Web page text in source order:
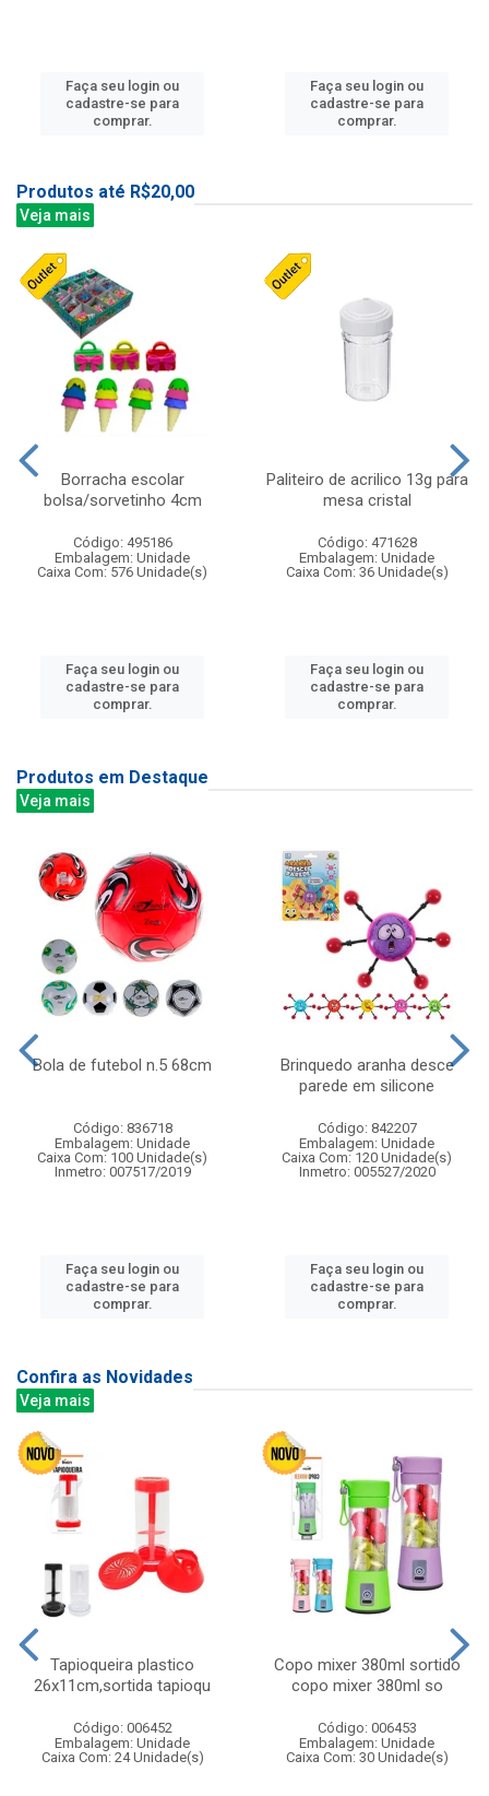
Faça seu login ou
cadastre-se para
comprar.
Faça seu login ou
cadastre-se para
comprar.
Produtos até R$20,00
Veja mais
Borracha escolar
bolsa/sorvetinho 4cm
Código: 495186
Embalagem: Unidade
Caixa Com: 576 Unidade(s)
Faça seu login ou
cadastre-se para
comprar.
Paliteiro de acrilico 13g para
mesa cristal
Código: 471628
Embalagem: Unidade
Caixa Com: 36 Unidade(s)
Faça seu login ou
cadastre-se para
comprar.
Produtos em Destaque
Veja mais
Bola de futebol n.5 68cm
Código: 836718
Embalagem: Unidade
Caixa Com: 100 Unidade(s)
Inmetro: 007517/2019
Faça seu login ou
cadastre-se para
comprar.
Brinquedo aranha desce
parede em silicone
Código: 842207
Embalagem: Unidade
Caixa Com: 120 Unidade(s)
Inmetro: 005527/2020
Faça seu login ou
cadastre-se para
comprar.
Confira as Novidades
Veja mais
Tapioqueira plastico
26x11cm,sortida tapioqu
Código: 006452
Embalagem: Unidade
Caixa Com: 24 Unidade(s)
Copo mixer 380ml sortido
copo mixer 380ml so
Código: 006453
Embalagem: Unidade
Caixa Com: 30 Unidade(s)